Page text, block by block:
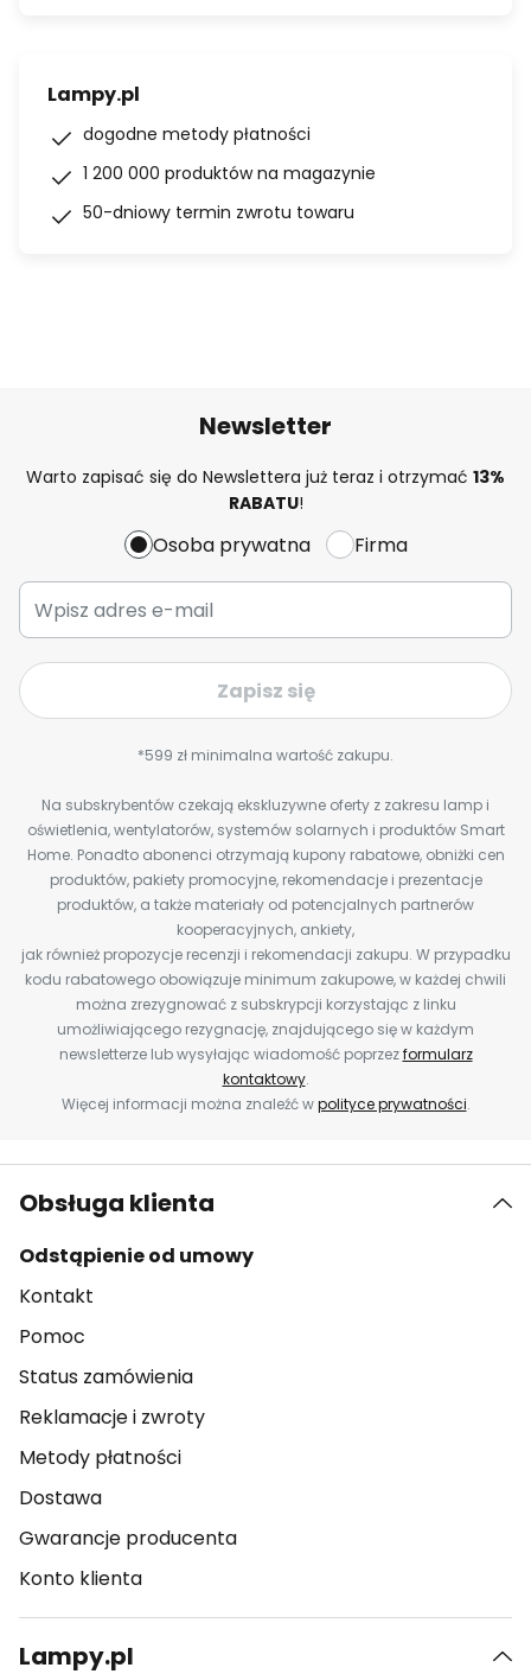
Lampy.pl
dogodne metody płatności
1 200 000 produktów na magazynie
50-dniowy termin zwrotu towaru
Newsletter
Warto zapisać się do Newslettera już teraz i otrzymać 13%
RABATU!
Osoba prywatna Firma
Zapisz się
*599 zł minimalna wartość zakupu.
Na subskrybentów czekają ekskluzywne oferty z zakresu lamp i
oświetlenia, wentylatorów, systemów solarnych i produktów Smart
Home. Ponadto abonenci otrzymają kupony rabatowe, obniżki cen
produktów, pakiety promocyjne, rekomendacje i prezentacje
produktów, a także materiały od potencjalnych partnerów
kooperacyjnych, ankiety,
jak również propozycje recenzji i rekomendacji zakupu. W przypadku
kodu rabatowego obowiązuje minimum zakupowe, w każdej chwili
można zrezygnować z subskrypcji korzystając z linku
umożliwiającego rezygnację, znajdującego się w każdym
newsletterze lub wysyłając wiadomość poprzezformularz
kontaktowy.
Więcej informacji można znaleźć wpolityce prywatności.
Obsługa klienta
Odstąpienie od umowy
Kontakt
Pomoc
Status zamówienia
Reklamacje i zwroty
Metody płatności
Dostawa
Gwarancje producenta
Konto klienta
Lampy.pl